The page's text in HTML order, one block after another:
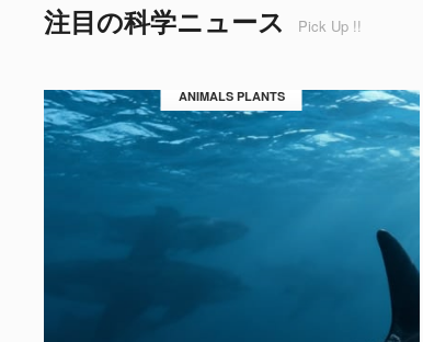
注目の科学ニュース Pick Up !!
ANIMALS PLANTS